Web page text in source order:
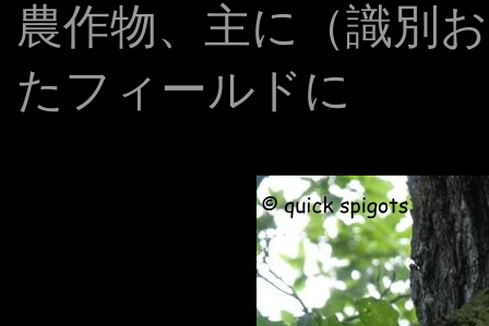
農作物、主に（識別
たフィールドに